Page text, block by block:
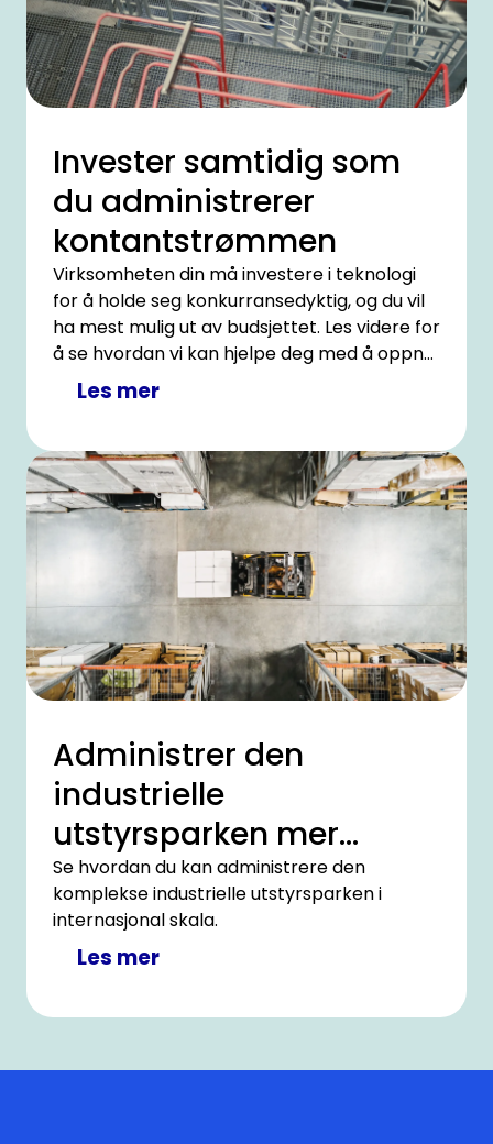
Invester samtidig som
du administrerer
kontantstrømmen
Virksomheten din må investere i teknologi
for å holde seg konkurransedyktig, og du vil
ha mest mulig ut av budsjettet. Les videre for
å se hvordan vi kan hjelpe deg med å oppnå
dette.
Les mer
Administrer den
industrielle
utstyrsparken mer
effektivt på tvers av
landegrenser.
Se hvordan du kan administrere den
komplekse industrielle utstyrsparken i
internasjonal skala.
Les mer